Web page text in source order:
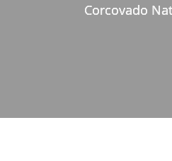
Corcovado